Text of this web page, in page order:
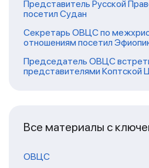
Представитель Русской
посетил Судан
Секретарь ОВЦС по
отношениям посетил
Председатель ОВЦС
представителями Коптской
Все материалы с
ОВЦС